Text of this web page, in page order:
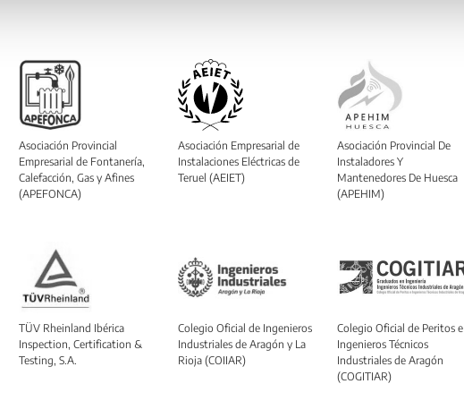
Asociación Provincial
Empresarial de Fontanería,
Calefacción, Gas y Afines
(APEFONCA)
Asociación Empresarial de
Instalaciones Eléctricas de
Teruel (AEIET)
Asociación Provincial De
Instaladores Y
Mantenedores De Huesca
(APEHIM)
TÜV Rheinland Ibérica
Inspection, Certification &
Testing, S.A.
Colegio Oficial de Ingenieros
Industriales de Aragón y La
Rioja (COIIAR)
Colegio Oficial de Peritos e
Ingenieros Técnicos
Industriales de Aragón
(COGITIAR)